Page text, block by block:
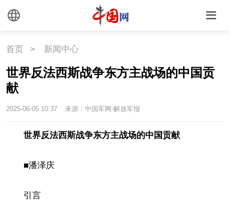
首页 > 新闻中心
世界反法西斯战争东方主战场的中国贡
献
2025-06-05 10:37 来源：中国军网-解放军报
世界反法西斯战争东方主战场的中国贡献
■潘泽庆
引言